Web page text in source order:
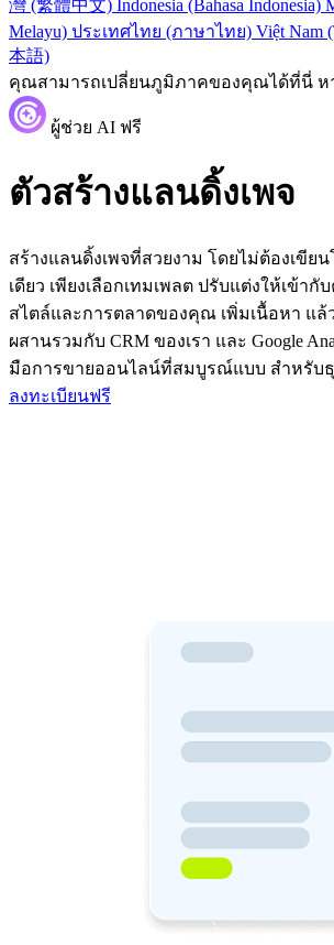
灣 (繁體中文) Indonesia (Bahasa Indonesia)
Melayu) ประเทศไทย (ภาษาไทย) Việt Nam
本語)
คุณสามารถเปลี่ยนภูมิภาคของคุณได้ที่นี่ ห
ผู้ช่วย AI ฟรี
ตัวสร้างแลนดิ้งเพจ
สร้างแลนดิ้งเพจที่สวยงาม โดยไม่ต้องเขีย
เดียว เพียงเลือกเทมเพลต ปรับแต่งให้เข้า
สไตล์และการตลาดของคุณ เพิ่มเนื้อหา แล้
ผสานรวมกับ CRM ของเรา และ Google
มือการขายออนไลน์ที่สมบูรณ์แบบ สำหรับ
ลงทะเบียนฟรี